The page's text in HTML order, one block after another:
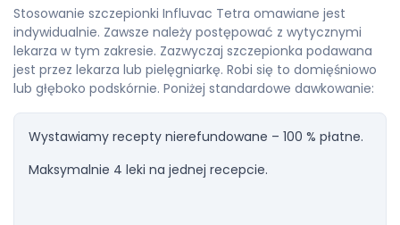
Stosowanie szczepionki Influvac Tetra omawiane jest
indywidualnie. Zawsze należy postępować z wytycznymi
lekarza w tym zakresie. Zazwyczaj szczepionka podawana
jest przez lekarza lub pielęgniarkę. Robi się to domięśniowo
lub głęboko podskórnie. Poniżej standardowe dawkowanie:
Wystawiamy recepty nierefundowane – 100 % płatne.
Maksymalnie 4 leki na jednej recepcie.